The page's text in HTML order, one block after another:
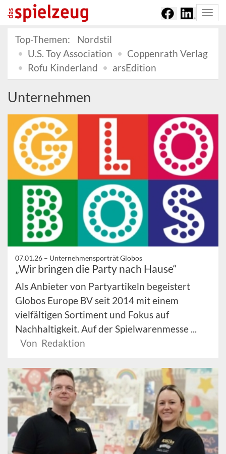
Top-Themen:
Nordstil
U.S. Toy Association
Coppenrath Verlag
Rofu Kinderland
arsEdition
Unternehmen
07.01.26 – Unternehmensporträt Globos
„Wir bringen die Party nach Hause“
Als Anbieter von Partyartikeln begeistert
Globos Europe BV seit 2014 mit einem
vielfältigen Sortiment und Fokus auf
Nachhaltigkeit. Auf der Spielwarenmesse ...
Von Redaktion